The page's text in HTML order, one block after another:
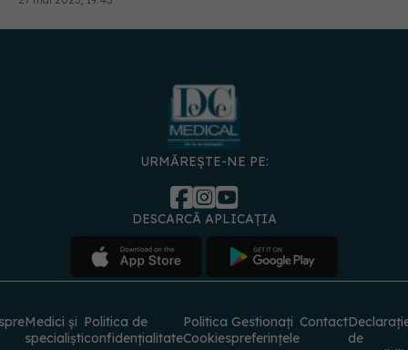
URMĂREȘTE-NE PE:
DESCARCĂ APLICAȚIA
Medici și
specialiști
Politica de
confidențialitate
Politica
Cookies
Gestionați
preferințele
Contact
de